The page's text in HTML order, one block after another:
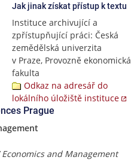
Jak jinak získat přístup k textu
Instituce archivující a
zpřístupňující práci: Česká
zemědělská univerzita
v Praze, Provozně ekonomická
fakulta
Odkaz na adresář do
lokálního úložiště instituce
Prague
and Management